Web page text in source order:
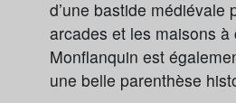
d’une bastide
arcades et les maisons
Monflanquin est
une belle parenthèse